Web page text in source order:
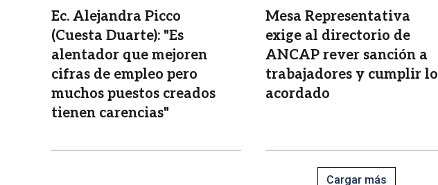
Ec. Alejandra Picco
(Cuesta Duarte): "Es
alentador que mejoren
cifras de empleo pero
muchos puestos creados
tienen carencias"
Mesa Representativa
exige al directorio de
ANCAP rever sanción a
trabajadores y cumplir lo
acordado
Cargar más